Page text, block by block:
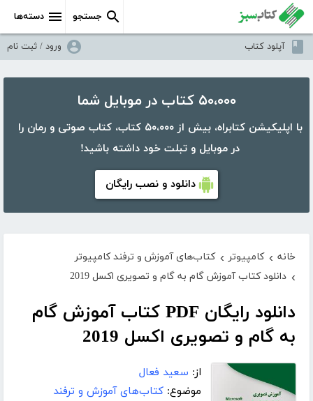
دسته‌ها جستجو
آپلود کتاب ورود / ثبت نام
۵۰،۰۰۰ کتاب در موبایل شما
با اپلیکیشن کتابراه، بیش از ۵۰،۰۰۰ کتاب، کتاب صوتی و رمان را
در موبایل و تبلت خود داشته باشید!
دانلود و نصب رایگان
خانه › کامپیوتر › کتاب‌های آموزش و ترفند کامپیوتر
› دانلود کتاب آموزش گام به گام و تصویری اکسل 2019
دانلود رایگان PDF کتاب آموزش گام
به گام و تصویری اکسل 2019
از: سعید فعال
موضوع: کتاب‌های آموزش و ترفند